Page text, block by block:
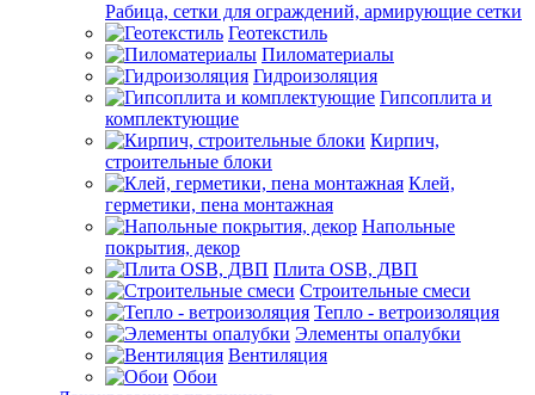
Рабица, сетки для ограждений, армирующие сетки
Геотекстиль
Пиломатериалы
Гидроизоляция
Гипсоплита и
комплектующие
Кирпич,
строительные блоки
Клей,
герметики, пена монтажная
Напольные
покрытия, декор
Плита OSB, ДВП
Строительные смеси
Тепло - ветроизоляция
Элементы опалубки
Вентиляция
Обои